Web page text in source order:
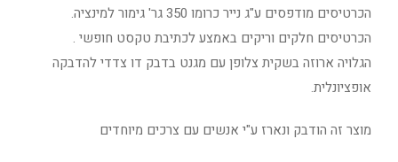
הכרטיסים מודפסים ע"ג נייר כרומו 350 גר' גימור למינציה.
הכרטיסים חלקים וריקים באמצע לכתיבת טקסט חופשי .
הגלויה ארוזה בשקית צלופן עם מגנט בדבק דו צדדי להדבקה
אופציונלית.
מוצר זה הודבק ונארז ע"י אנשים עם צרכים מיוחדים